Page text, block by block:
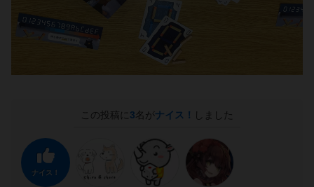
この投稿に 3名がナイス！ しました
ナイス！